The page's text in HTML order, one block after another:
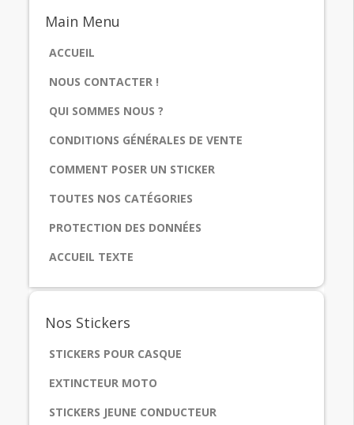
Main Menu
ACCUEIL
NOUS CONTACTER !
QUI SOMMES NOUS ?
CONDITIONS GÉNÉRALES DE VENTE
COMMENT POSER UN STICKER
TOUTES NOS CATÉGORIES
PROTECTION DES DONNÉES
ACCUEIL TEXTE
Nos Stickers
STICKERS POUR CASQUE
EXTINCTEUR MOTO
STICKERS JEUNE CONDUCTEUR